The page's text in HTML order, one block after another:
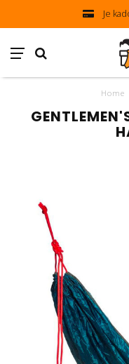
Je
Home